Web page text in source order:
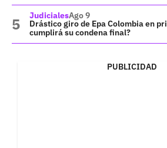
JudicialesAgo 9
Drástico giro de Epa Colombia en
cumplirá su condena final?
PUBLICIDAD